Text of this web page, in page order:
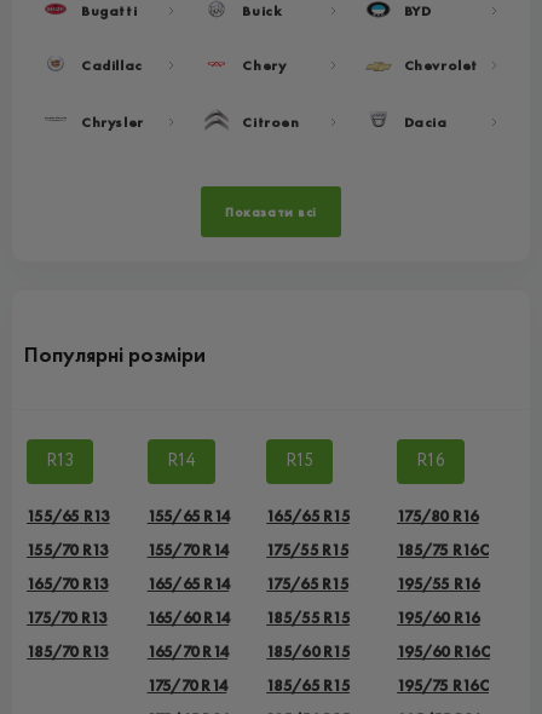
Bugatti Buick BYD
Cadillac Chery Chevrolet
Chrysler Citroen Dacia
Показати всі
Популярні розміри
R13
155/65 R13
155/70 R13
165/70 R13
175/70 R13
185/70 R13
R14
155/65 R14
155/70 R14
165/65 R14
165/60 R14
165/70 R14
175/70 R14
R15
165/65 R15
175/55 R15
175/65 R15
185/55 R15
185/60 R15
185/65 R15
R16
175/80 R16
185/75 R16C
195/55 R16
195/60 R16
195/60 R16C
195/75 R16C